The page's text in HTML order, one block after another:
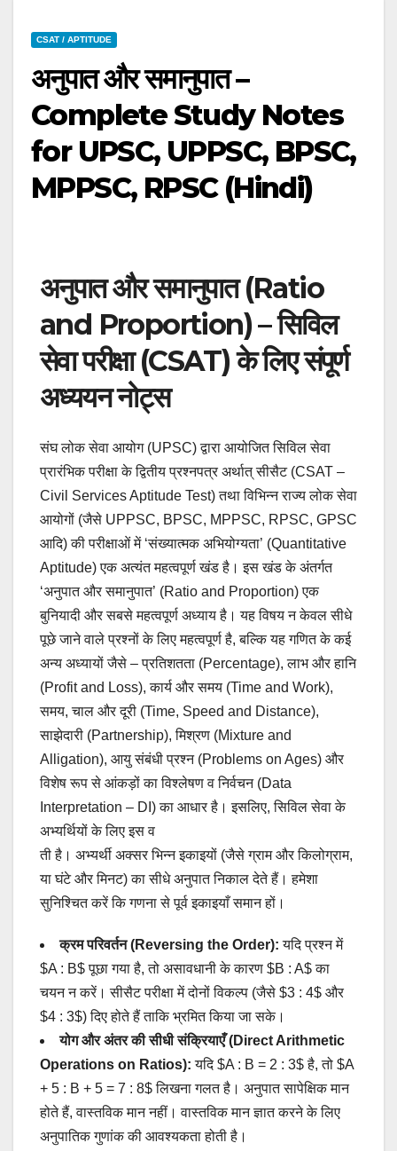
CSAT / APTITUDE
अनुपात और समानुपात –
Complete Study Notes
for UPSC, UPPSC, BPSC,
MPPSC, RPSC (Hindi)
अनुपात और समानुपात (Ratio
and Proportion) – सिविल
सेवा परीक्षा (CSAT) के लिए संपूर्ण
अध्ययन नोट्स
संघ लोक सेवा आयोग (UPSC) द्वारा आयोजित सिविल सेवा
प्रारंभिक परीक्षा के द्वितीय प्रश्नपत्र अर्थात् सीसैट (CSAT –
Civil Services Aptitude Test) तथा विभिन्न राज्य लोक सेवा
आयोगों (जैसे UPPSC, BPSC, MPPSC, RPSC, GPSC
आदि) की परीक्षाओं में ‘संख्यात्मक अभियोग्यता’ (Quantitative
Aptitude) एक अत्यंत महत्वपूर्ण खंड है। इस खंड के अंतर्गत
‘अनुपात और समानुपात’ (Ratio and Proportion) एक
बुनियादी और सबसे महत्वपूर्ण अध्याय है। यह विषय न केवल सीधे
पूछे जाने वाले प्रश्नों के लिए महत्वपूर्ण है, बल्कि यह गणित के कई
अन्य अध्यायों जैसे – प्रतिशतता (Percentage), लाभ और हानि
(Profit and Loss), कार्य और समय (Time and Work),
समय, चाल और दूरी (Time, Speed and Distance),
साझेदारी (Partnership), मिश्रण (Mixture and
Alligation), आयु संबंधी प्रश्न (Problems on Ages) और
विशेष रूप से आंकड़ों का विश्लेषण व निर्वचन (Data
Interpretation – DI) का आधार है। इसलिए, सिविल सेवा के
अभ्यर्थियों के लिए इस व
ती है। अभ्यर्थी अक्सर भिन्न इकाइयों (जैसे ग्राम और किलोग्राम,
या घंटे और मिनट) का सीधे अनुपात निकाल देते हैं। हमेशा
सुनिश्चित करें कि गणना से पूर्व इकाइयाँ समान हों।
क्रम परिवर्तन (Reversing the Order): यदि प्रश्न में
$A : B$ पूछा गया है, तो असावधानी के कारण $B : A$ का
चयन न करें। सीसैट परीक्षा में दोनों विकल्प (जैसे $3 : 4$ और
$4 : 3$) दिए होते हैं ताकि भ्रमित किया जा सके।
योग और अंतर की सीधी संक्रियाएँ (Direct Arithmetic
Operations on Ratios): यदि $A : B = 2 : 3$ है, तो $A
+ 5 : B + 5 = 7 : 8$ लिखना गलत है। अनुपात सापेक्षिक मान
होते हैं, वास्तविक मान नहीं। वास्तविक मान ज्ञात करने के लिए
अनुपातिक गुणांक की आवश्यकता होती है।